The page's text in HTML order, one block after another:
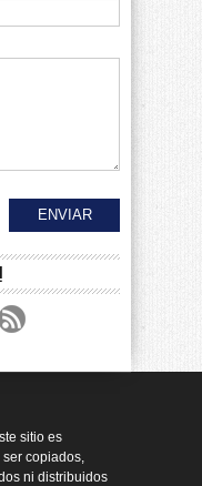
sitio es
copiados,
ni distribuidos